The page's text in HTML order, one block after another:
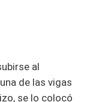
al
de las vigas
se lo colocó